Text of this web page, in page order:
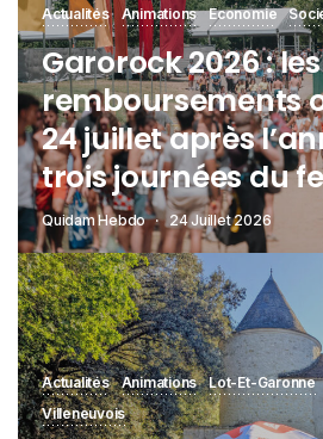
Actualités Animations Economie
Garorock 2026 : les
remboursements
24 juillet après
trois journées du
Quidam Hebdo 24 Juillet 2026
Actualités Animations Lot-Et-Garonne
Villeneuvois